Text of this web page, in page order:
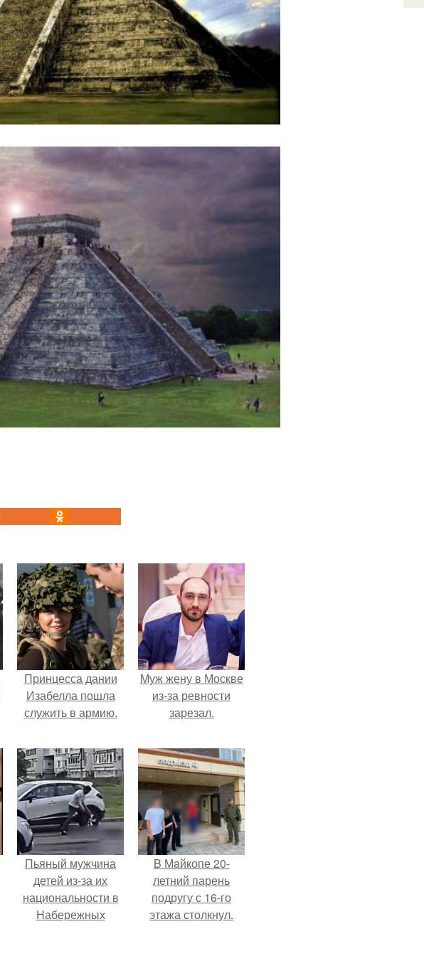
Принцесса дании
Изабелла пошла
служить в армию.
Mуж жену в Москве
из-за ревности
зарезал.
Пьяный мужчина
детей из-за их
национальности в
Набережных
B Мaйкопе 20-
летний парень
подругу с 16-го
этажа столкнул.